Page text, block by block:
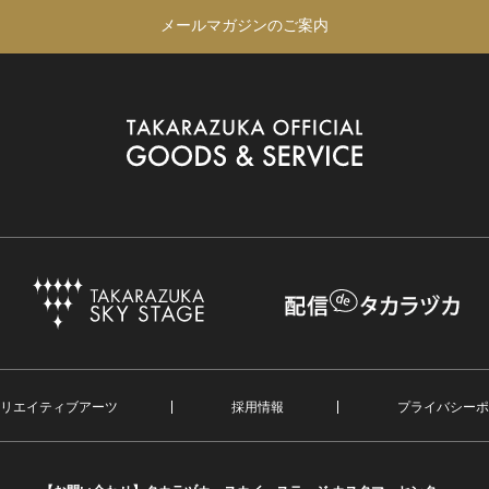
メールマガジンのご案内
エイティブアーツ 採用情報 プライバシー